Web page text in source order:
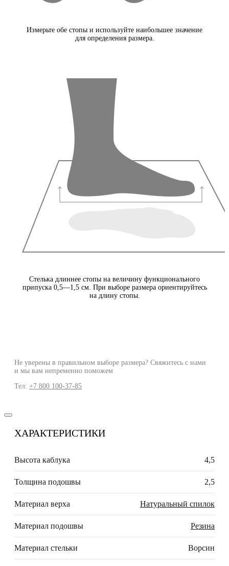
Измерьте обе стопы и используйте наибольшее значение
для определения размера.
Стелька длиннее стопы на величину функционального
припуска 0,5—1,5 см. При выборе размера ориентируйтесь
на длину стопы.
Не уверены в правильном выборе размера? Свяжитесь с нами
и мы вам непременно поможем
Тел: +7 800 100-37-85
ХАРАКТЕРИСТИКИ
Высота каблука 4,5
Толщина подошвы 2,5
Материал верха Натуральный спилок
Материал подошвы Резина
Материал стельки Ворсин